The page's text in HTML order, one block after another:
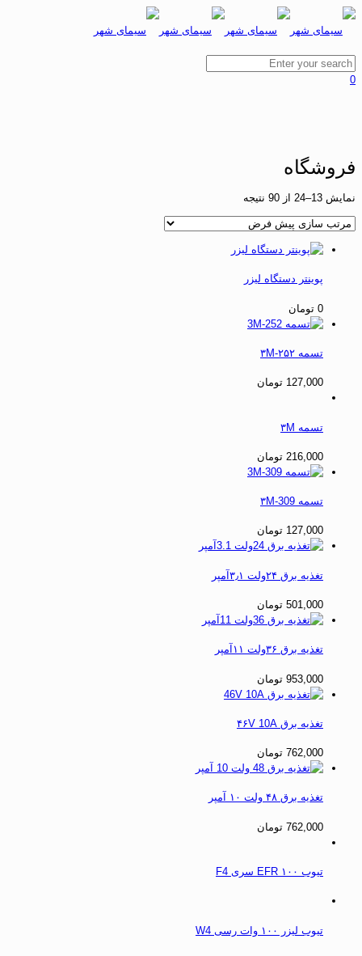
0
فروشگاه
نمایش 13–24 از 90 نتیجه
پوینتر دستگاه لیزر
0 تومان
تسمه ۲۵۲-۳M
127,000 تومان
تسمه ۳M
216,000 تومان
تسمه ۳M-309
127,000 تومان
تغذیه برق ۲۴ولت ۳٫۱آمپر
501,000 تومان
تغذیه برق ۳۶ولت ۱۱آمپر
953,000 تومان
تغذیه برق ۴۶V 10A
762,000 تومان
تغذیه برق ۴۸ ولت ۱۰ آمپر
762,000 تومان
تیوب ۱۰۰ EFR سری F4
تیوب لیزر ۱۰۰ وات رسی W4